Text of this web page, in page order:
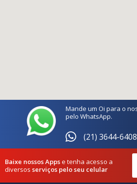
Mande um Oi para o
pelo WhatsApp.
(21) 3644-6408
Baixe nossos Appse tenha acesso a
diversos serviços pelo seu celular